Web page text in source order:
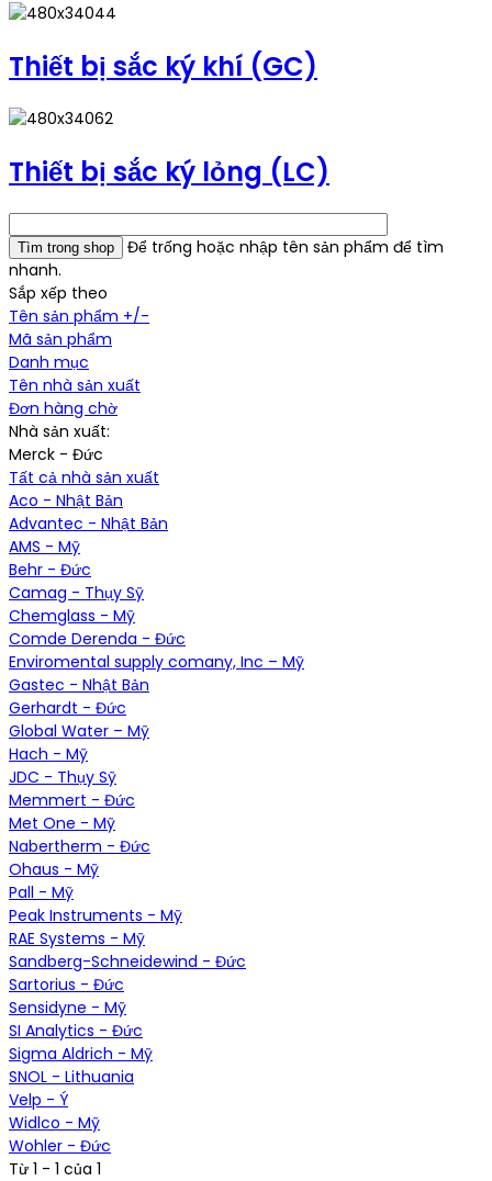
Thiết bị sắc ký khí (GC)
Thiết bị sắc ký lỏng (LC)
Để trống hoặc nhập tên sản phẩm để tìm
nhanh.
Sắp xếp theo
Tên sản phẩm +/-
Mã sản phẩm
Danh mục
Tên nhà sản xuất
Đơn hàng chờ
Nhà sản xuất:
Merck - Đức
Tất cả nhà sản xuất
Aco - Nhật Bản
Advantec - Nhật Bản
AMS - Mỹ
Behr - Đức
Camag - Thụy Sỹ
Chemglass - Mỹ
Comde Derenda - Đức
Enviromental supply comany, Inc – Mỹ
Gastec - Nhật Bản
Gerhardt - Đức
Global Water – Mỹ
Hach - Mỹ
JDC - Thụy Sỹ
Memmert - Đức
Met One - Mỹ
Nabertherm - Đức
Ohaus - Mỹ
Pall - Mỹ
Peak Instruments - Mỹ
RAE Systems - Mỹ
Sandberg-Schneidewind - Đức
Sartorius - Đức
Sensidyne - Mỹ
SI Analytics - Đức
Sigma Aldrich - Mỹ
SNOL - Lithuania
Velp - Ý
Widlco - Mỹ
Wohler - Đức
Từ 1 - 1 của 1